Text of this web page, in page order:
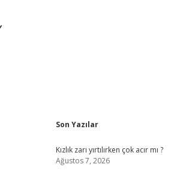
Sidebar
Son Yazılar
Kızlık zarı yırtılırken çok acır mı ?
Ağustos 7, 2026
vdcasino sitesigrandoperabet giriş